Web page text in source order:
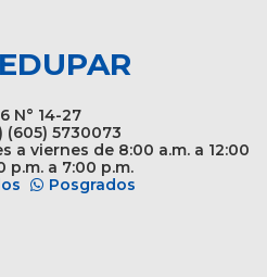
N° 14-27
(605) 5730073
a viernes de 8:00 a.m. a 12:00
p.m. a 7:00 p.m.
Posgrados